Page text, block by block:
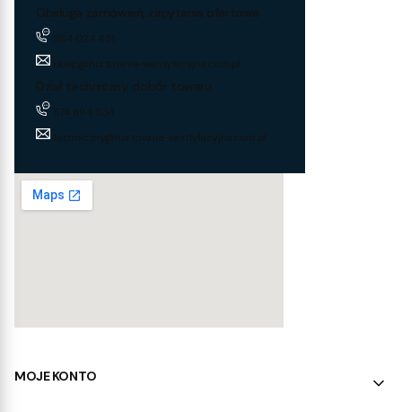
Obsługa zamówień, zapytania ofertowe
884 024 451
sklep@hurtownia-wentylacyjna.com.pl
Dział techniczny, dobór towaru
574 694 534
techniczny@hurtownia-wentylacyjna.com.pl
Linki w stopce
MOJE KONTO